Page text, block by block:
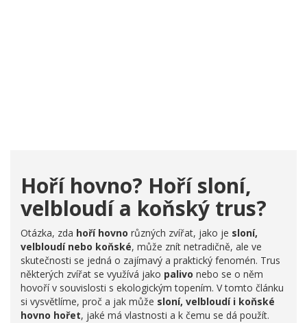
Hoří hovno? Hoří sloní,
velbloudí a koňský trus?
Otázka, zda hoří hovno různých zvířat, jako je sloní,
velbloudí nebo koňské, může znít netradičně, ale ve
skutečnosti se jedná o zajímavý a praktický fenomén. Trus
některých zvířat se využívá jako palivo nebo se o něm
hovoří v souvislosti s ekologickým topením. V tomto článku
si vysvětlíme, proč a jak může sloní, velbloudí i koňské
hovno hořet, jaké má vlastnosti a k čemu se dá použít.